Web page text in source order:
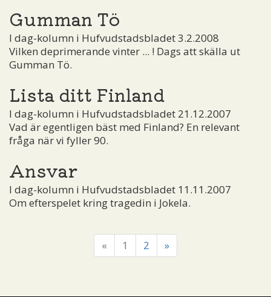
Gumman Tö
I dag-kolumn i Hufvudstadsbladet 3.2.2008
Vilken deprimerande vinter ... ! Dags att skälla ut
Gumman Tö.
Lista ditt Finland
I dag-kolumn i Hufvudstadsbladet 21.12.2007
Vad är egentligen bäst med Finland? En relevant
fråga när vi fyller 90.
Ansvar
I dag-kolumn i Hufvudstadsbladet 11.11.2007
Om efterspelet kring tragedin i Jokela.
« 1 2 »